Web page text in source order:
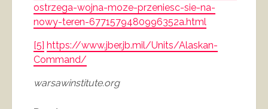
ostrzega-wojna-moze-przeniesc-sie-na-
nowy-teren-6771579480996352a.html
[5] https://www.jber.jb.mil/Units/Alaskan-
Command/
warsawinstitute.org